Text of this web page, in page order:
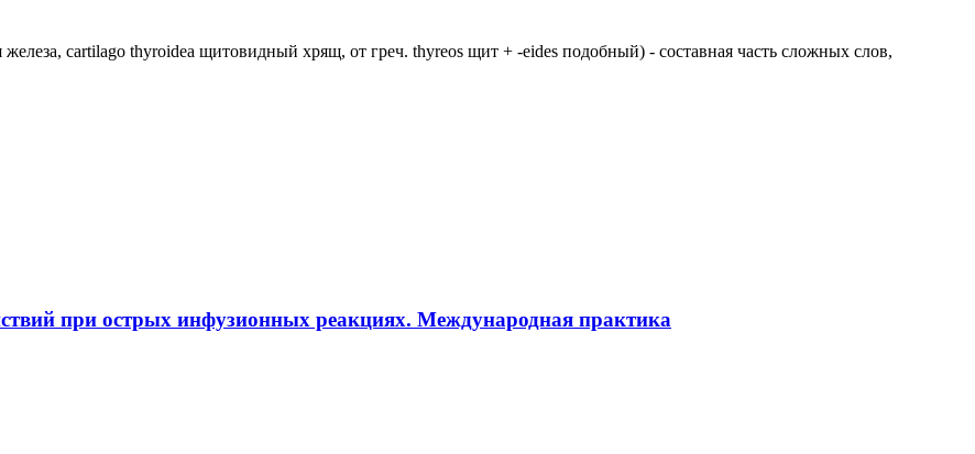
cartilago thyroidea щитовидный хрящ, от греч. thyreos щит + -eides подобный) - составная часть сложных слов,
при острых инфузионных реакциях. Международная практика